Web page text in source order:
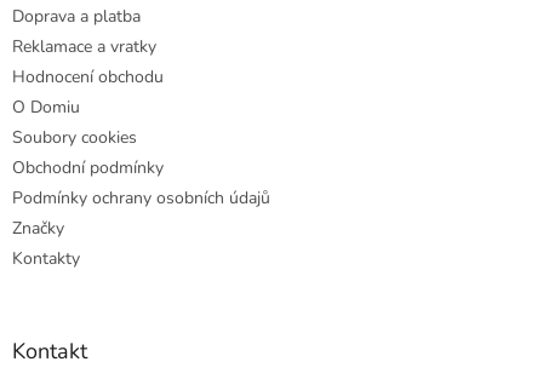
Doprava a platba
Reklamace a vratky
Hodnocení obchodu
O Domiu
Soubory cookies
Obchodní podmínky
Podmínky ochrany osobních údajů
Značky
Kontakty
Kontakt